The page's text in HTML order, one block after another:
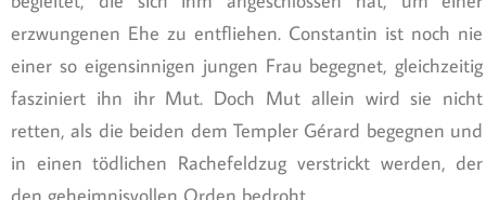
erzwungenen Ehe zu entfliehen. Constantin ist noch nie
einer so eigensinnigen jungen Frau begegnet, gleichzeitig
fasziniert ihn ihr Mut. Doch Mut allein wird sie nicht
retten, als die beiden dem Templer Gérard begegnen und
in einen tödlichen Rachefeldzug verstrickt werden, der